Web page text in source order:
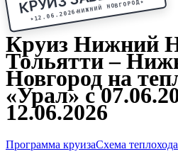
★ 12.06.2026
НИЖНИЙ НОВГОРОД★
Круиз Нижний
Тольятти –
Новгород на
«Урал» с
12.06.2026
Программа круизаСхема теплохода